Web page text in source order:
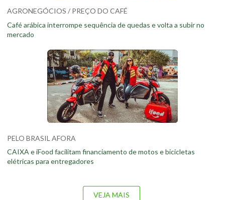
AGRONEGÓCIOS / PREÇO DO CAFÉ
Café arábica interrompe sequência de quedas e volta a subir no
mercado
PELO BRASIL AFORA
CAIXA e iFood facilitam financiamento de motos e bicicletas
elétricas para entregadores
VEJA MAIS